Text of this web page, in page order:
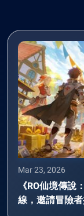
Mar 23, 2026
《RO仙境傳
線，邀請冒險